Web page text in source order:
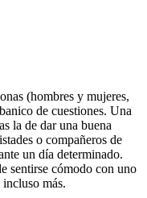
(hombres y mujeres,
de cuestiones. Una
la de dar una buena
o compañeros de
un día determinado.
sentirse cómodo con uno
más.